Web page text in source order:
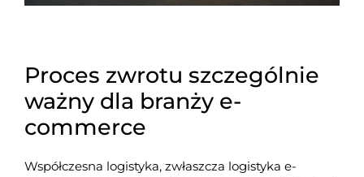
Proces zwrotu szczególnie
ważny dla branży e-
commerce
Współczesna logistyka, zwłaszcza logistyka e-